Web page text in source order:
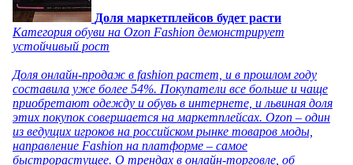
Доля маркетплейсов будет расти
Категория обуви на Ozon Fashion демонстрирует
устойчивый рост
Доля онлайн-продаж в fashion растет, и в прошлом году
составила уже более 54%. Покупатели все больше и чаще
приобретают одежду и обувь в интернете, и львиная доля
этих покупок совершается на маркетплейсах. Ozon – один
из ведущих игроков на российском рынке товаров моды,
направление Fashion на платформе – самое
быстрорастущее. О трендах в онлайн-торговле, об